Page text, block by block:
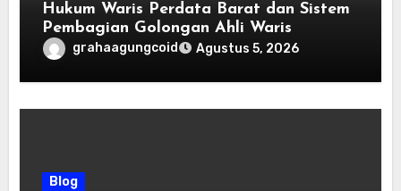
Hukum Waris Perdata Barat dan Sistem
Pembagian Golongan Ahli Waris
grahaagungcoid Agustus 5, 2026
Blog